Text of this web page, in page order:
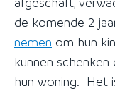
de komende 2
nemen om hun
kunnen
hun woning. Het